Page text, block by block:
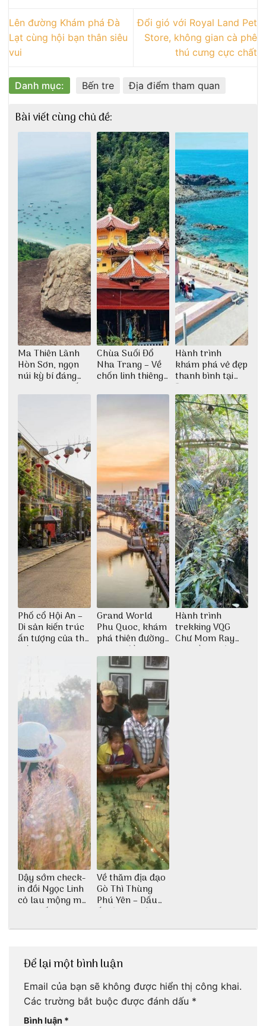
Lên đường Khám phá Đà
Lạt cùng hội bạn thân siêu
vui
Đổi gió với Royal Land Pet
Store, không gian cà phê
thú cưng cực chất
Danh mục: Bến tre Địa điểm tham quan
Bài viết cùng chủ đề:
Ma Thiên Lãnh
Hòn Sơn, ngọn
núi kỳ bí đáng
khám phá nhất
Chùa Suối Đổ
Nha Trang – Về
chốn linh thiêng
thiền định
Hành trình
khám phá vẻ đẹp
thanh bình tại
Đảo Phú Quý
Phố cổ Hội An –
Di sản kiến trúc
ấn tượng của thế
giới
Grand World
Phu Quoc, khám
phá thiên đường
giải trí đầy sôi
động
Hành trình
trekking VQG
Chư Mom Ray
tìm về núi rừng
Dậy sớm check-
in đồi Ngọc Linh
cỏ lau mộng mơ
tại Huế nè bạn
Về thăm địa đạo
Gò Thì Thùng
Phú Yên – Dấu
ấn lịch sử còn
Để lại một bình luận
Email của bạn sẽ không được hiển thị công khai.
Các trường bắt buộc được đánh dấu *
Bình luận *